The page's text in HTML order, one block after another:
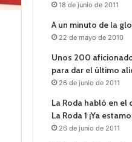
18 de junio de 2011
A un minuto de la
22 de mayo de 2010
Unos 200
para dar el último
26 de junio de 2011
La Roda habló en el
La Roda 1 ¡Ya
26 de junio de 2011